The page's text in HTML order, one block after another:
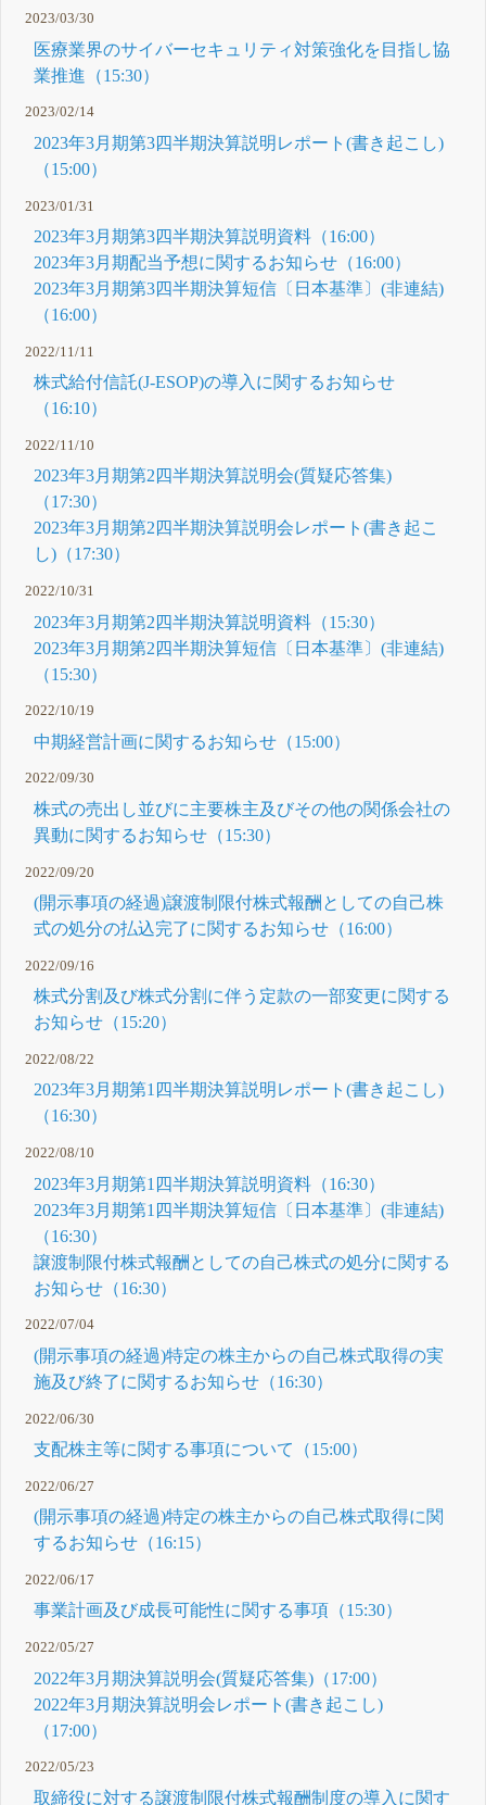
2023/03/30
医療業界のサイバーセキュリティ対策強化を目指し協
業推進（15:30）
2023/02/14
2023年3月期第3四半期決算説明レポート(書き起こし)
（15:00）
2023/01/31
2023年3月期第3四半期決算説明資料（16:00）
2023年3月期配当予想に関するお知らせ（16:00）
2023年3月期第3四半期決算短信〔日本基準〕(非連結)
（16:00）
2022/11/11
株式給付信託(J-ESOP)の導入に関するお知らせ
（16:10）
2022/11/10
2023年3月期第2四半期決算説明会(質疑応答集)
（17:30）
2023年3月期第2四半期決算説明会レポート(書き起こ
し)（17:30）
2022/10/31
2023年3月期第2四半期決算説明資料（15:30）
2023年3月期第2四半期決算短信〔日本基準〕(非連結)
（15:30）
2022/10/19
中期経営計画に関するお知らせ（15:00）
2022/09/30
株式の売出し並びに主要株主及びその他の関係会社の
異動に関するお知らせ（15:30）
2022/09/20
(開示事項の経過)譲渡制限付株式報酬としての自己株
式の処分の払込完了に関するお知らせ（16:00）
2022/09/16
株式分割及び株式分割に伴う定款の一部変更に関する
お知らせ（15:20）
2022/08/22
2023年3月期第1四半期決算説明レポート(書き起こし)
（16:30）
2022/08/10
2023年3月期第1四半期決算説明資料（16:30）
2023年3月期第1四半期決算短信〔日本基準〕(非連結)
（16:30）
譲渡制限付株式報酬としての自己株式の処分に関する
お知らせ（16:30）
2022/07/04
(開示事項の経過)特定の株主からの自己株式取得の実
施及び終了に関するお知らせ（16:30）
2022/06/30
支配株主等に関する事項について（15:00）
2022/06/27
(開示事項の経過)特定の株主からの自己株式取得に関
するお知らせ（16:15）
2022/06/17
事業計画及び成長可能性に関する事項（15:30）
2022/05/27
2022年3月期決算説明会(質疑応答集)（17:00）
2022年3月期決算説明会レポート(書き起こし)
（17:00）
2022/05/23
取締役に対する譲渡制限付株式報酬制度の導入に関す